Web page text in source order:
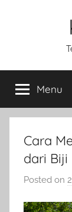
Menu
Cara
dari Biji
Posted on